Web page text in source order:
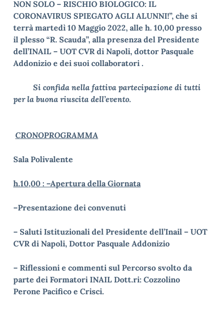
NON SOLO – RISCHIO BIOLOGICO: IL
CORONAVIRUS SPIEGATO AGLI ALUNNI!”, che si
terrà martedì 10 Maggio 2022, alle h. 10,00 presso
il plesso “R. Scauda”, alla presenza del Presidente
dell’INAIL – UOT CVR di Napoli, dottor Pasquale
Addonizio e dei suoi collaboratori .
Si confida nella fattiva partecipazione di tutti
per la buona riuscita dell’evento.
CRONOPROGRAMMA
Sala Polivalente
h.10,00 : –Apertura della Giornata
–Presentazione dei convenuti
– Saluti Istituzionali del Presidente dell’Inail – UOT
CVR di Napoli, Dottor Pasquale Addonizio
– Riflessioni e commenti sul Percorso svolto da
parte dei Formatori INAIL Dott.ri: Cozzolino
Perone Pacifico e Crisci.